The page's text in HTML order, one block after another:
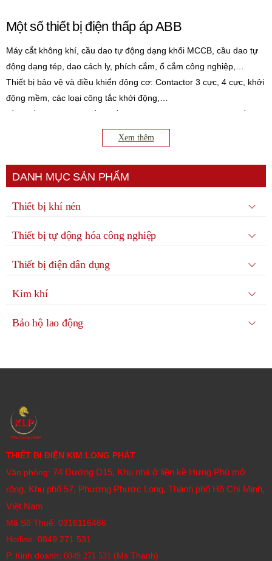
Một số thiết bị điện thấp áp ABB
Máy cắt không khí, cầu dao tự động dạng khối MCCB, cầu dao tự
động dạng tép, dao cách ly, phích cắm, ổ cắm công nghiệp,…
Thiết bị bảo vệ và điều khiển động cơ: Contactor 3 cực, 4 cực, khởi
động mềm, các loại công tắc khởi động,…
Đồng hồ đo đa năng, đồng hồ đo điện áp, tủ điện nhựa, hộp cầu
chì, biến dòng, Rơ le chống dò, còi cảnh báo, nút nhấn, công tắc
chuyển mạch, Role, rơ le thời gian, bộ cấp nguồn, rơ le nhiệt,…
Ứng dụng thiết bị đóng cắt ABB
Thiết bị đóng cắt và điều khiển ABB được sản xuất và đáp ứng đầy đủ cho
trời, điện gió, thực phẩm, chăm sóc sức khỏe. Khai khoáng, hóa chất, tàu
biển, thông khí tòa nhà, lưu trữ điện năng, xây dựng, chế tạo,…
Xem thêm
DANH MỤC SẢN PHẨM
Thiết bị khí nén
Thiết bị tự động hóa công nghiệp
Thiết bị điện dân dụng
Kim khí
Bảo hộ lao động
THIẾT BỊ ĐIỆN KIM LONG PHÁT
Văn phòng: 74 Đường D15, Khu nhà ở liền kề Hưng Phú mở
rộng, Khu phố 57, Phường Phước Long, Thành phố Hồ Chí Minh,
Việt Nam
Mã Số Thuế: 0316116466
Hotline: 0849 271 531
P. Kinh doanh: 0849 271 531 (Ms Thanh)